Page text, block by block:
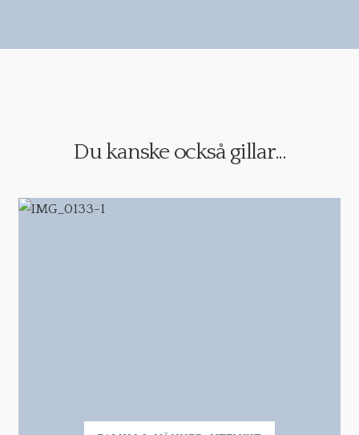
Du kanske också gillar...